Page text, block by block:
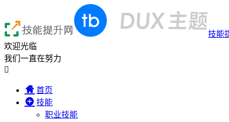
技能
欢迎光临
我们一直在努力

首页
技能
职业技能